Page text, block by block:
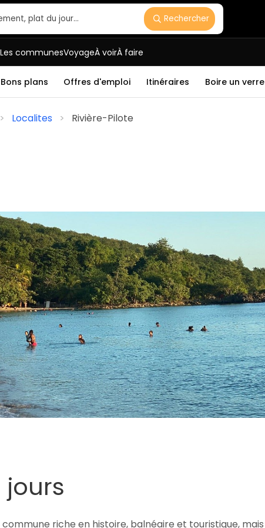
plat du jour… Rechercher
Les communesVoyageÀ voirÀ faire
Bons plans Offres d'emploi Itinéraires Boire un verre
Localites Rivière-Pilote
jours
riche en histoire, balnéaire et touristique, mais